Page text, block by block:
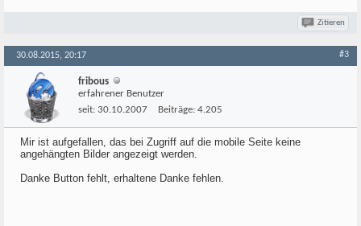
Zitieren
30.08.2015, 20:17 #3
fribous
erfahrener Benutzer
seit: 30.10.2007 Beiträge: 4.205
Mir ist aufgefallen, das bei Zugriff auf die mobile Seite keine
angehängten Bilder angezeigt werden.
Danke Button fehlt, erhaltene Danke fehlen.